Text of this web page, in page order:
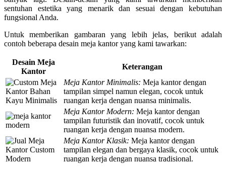
sentuhan estetika yang menarik dan sesuai dengan kebutuhan
fungsional Anda.
Untuk memberikan gambaran yang lebih jelas, berikut adalah
contoh beberapa desain meja kantor yang kami tawarkan:
Desain Meja
Kantor
Keterangan
Meja Kantor Minimalis: Meja kantor dengan
tampilan simpel namun elegan, cocok untuk
ruangan kerja dengan nuansa minimalis.
Meja Kantor Modern: Meja kantor dengan
tampilan futuristik dan inovatif, cocok untuk
ruangan kerja dengan nuansa modern.
Meja Kantor Klasik: Meja kantor dengan
tampilan elegan dan bergaya klasik, cocok untuk
ruangan kerja dengan nuansa tradisional.